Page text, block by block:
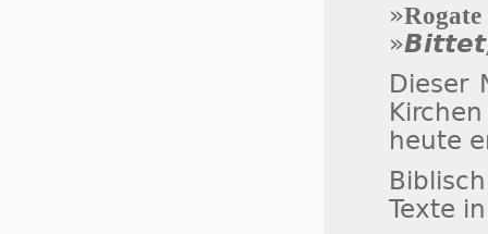
»Rogate
»Bittet
Dieser
heute
Texte